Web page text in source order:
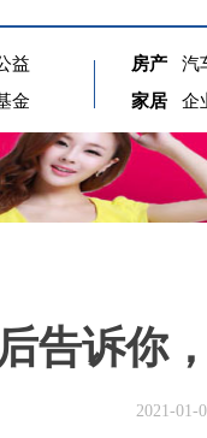
益
金
房产 汽
家居
企
告诉你
2021-01-